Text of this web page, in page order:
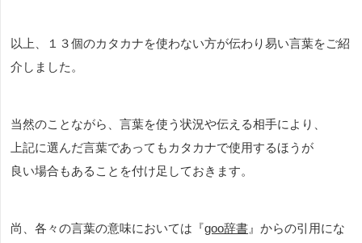
以上、１３個のカタカナを使わない方が伝わり易い言葉をご紹
介しました。
当然のことながら、言葉を使う状況や伝える相手により、
上記に選んだ言葉であってもカタカナで使用するほうが
良い場合もあることを付け足しておきます。
尚、各々の言葉の意味においては『goo辞書 』からの引用にな